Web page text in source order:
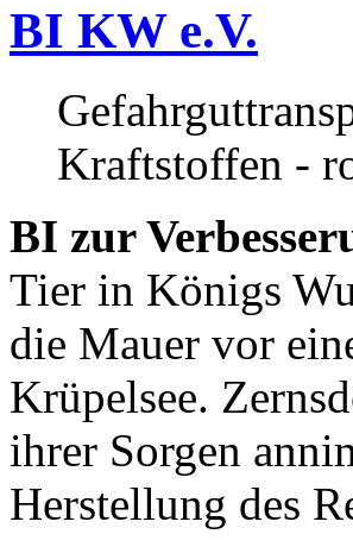
BI KW e.V.
Kraftstoffen -
BI zur
Tier in Königs
die Mauer vor
Krüpelsee.
ihrer Sorgen
Herstellung des